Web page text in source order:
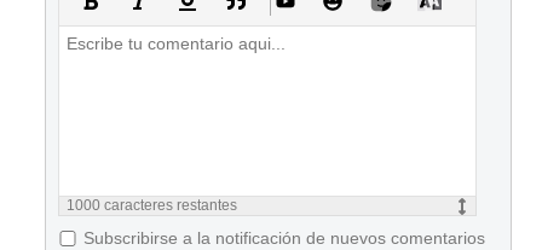
1000 caracteres restantes
Subscribirse a la notificación de nuevos comentarios